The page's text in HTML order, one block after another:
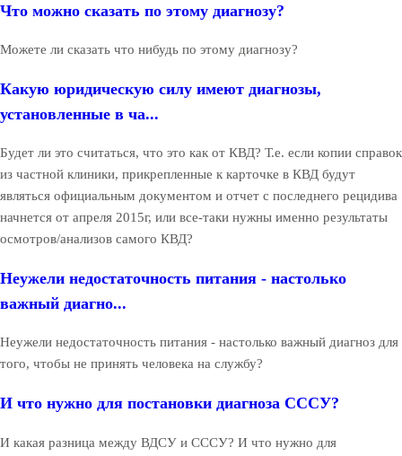
Что можно сказать по этому диагнозу?
Можете ли сказать что нибудь по этому диагнозу?
Какую юридическую силу имеют диагнозы,
установленные в ча...
Будет ли это считаться, что это как от КВД? Т.е. если копии справок
из частной клиники, прикрепленные к карточке в КВД будут
являться официальным документом и отчет с последнего рецидива
начнется от апреля 2015г, или все-таки нужны именно результаты
осмотров/анализов самого КВД?
Неужели недостаточность питания - настолько
важный диагно...
Неужели недостаточность питания - настолько важный диагноз для
того, чтобы не принять человека на службу?
И что нужно для постановки диагноза СССУ?
И какая разница между ВДСУ и СССУ? И что нужно для